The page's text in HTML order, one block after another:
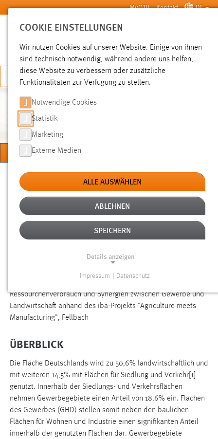
Zum Hauptinhalt springen MyOTH Kontakt DE
SUCHE
JETZT BEWERBEN
PROF. DR.-ING. HABIL. SONJA
BAUER
Sie sind hier:
Professorinnen und Professoren Prof. Dr.-Ing. habil. Sonja Bauer
Forschungsprojekte
PROLA - FELLBACH
Bundesstiftung Umwelt (DBU)
Ressourchenverbrauch und Synergien zwischen Gewerbe und
Landwirtschaft anhand des iba-Projekts "Agriculture meets
Manufacturing", Fellbach
ÜBERBLICK
Die Fläche Deutschlands wird zu 50,6% landwirtschaftlich und
mit weiteren 14,5% mit Flächen für Siedlung und Verkehr[1]
genutzt. Innerhalb der Siedlungs- und Verkehrsflächen
nehmen Gewerbegebiete einen Anteil von 18,6% ein. Flächen
des ­Gewerbes (GHD) stellen somit neben den baulichen
Flächen für Wohnen und Industrie einen signifikanten Anteil
innerhalb der genutzten Flächen dar. Gewerbegebiete
COOKIE EINSTELLUNGEN
Wir nutzen Cookies auf unserer Website. Einige von ihnen
sind technisch notwendig, während andere uns helfen,
diese Website zu verbessern oder zusätzliche
Funktionalitäten zur Verfügung zu stellen.
Notwendige Cookies
Statistik
Marketing
Externe Medien
ALLE AUSWÄHLEN
ABLEHNEN
SPEICHERN
Details anzeigen
Notwendige Cookies ermöglichen grundlegende
Funktionen und sind für die einwandfreie Funktion der
Website erforderlich.
Einverständnis
Name:
cookie_consent
Zweck:
Dieser Cookie speichert die ausgewählten Einverständnis-
Optionen des Benutzers
Cookie Laufzeit:
Impressum Datenschutz